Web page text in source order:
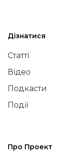
Дізнатися
Статті
Відео
Подкасти
Події
Про Проект